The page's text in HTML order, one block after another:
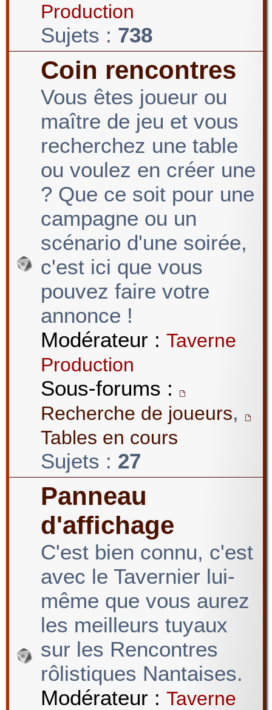
e
Production
Sujets : 738
Coin rencontres
Vous êtes joueur ou
maître de jeu et vous
recherchez une table
ou voulez en créer une
? Que ce soit pour une
campagne ou un
scénario d'une soirée,
c'est ici que vous
pouvez faire votre
annonce !
Modérateur : Taverne
Production
Sous-forums :
Recherche de joueurs,
Tables en cours
Sujets : 27
Panneau
d'affichage
C'est bien connu, c'est
avec le Tavernier lui-
même que vous aurez
les meilleurs tuyaux
sur les Rencontres
rôlistiques Nantaises.
Modérateur : Taverne